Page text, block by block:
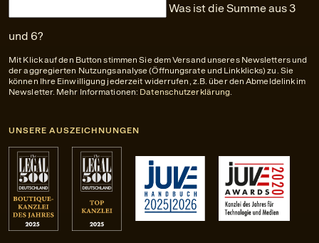
Was ist die Summe aus 3
und 6?
Mit Klick auf den Button stimmen Sie dem Versand unseres Newsletters und
der aggregierten Nutzungsanalyse (Öffnungsrate und Linkklicks) zu. Sie
können Ihre Einwilligung jederzeit widerrufen, z.B. über den Abmeldelink im
Newsletter. Mehr Informationen: Datenschutzerklärung
UNSERE AUSZEICHNUNGEN